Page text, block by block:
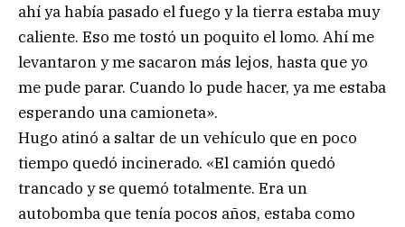
ahí ya había pasado el fuego y la tierra estaba muy
caliente. Eso me tostó un poquito el lomo. Ahí me
levantaron y me sacaron más lejos, hasta que yo
me pude parar. Cuando lo pude hacer, ya me estaba
esperando una camioneta».
Hugo atinó a saltar de un vehículo que en poco
tiempo quedó incinerado. «El camión quedó
trancado y se quemó totalmente. Era un
autobomba que tenía pocos años, estaba como